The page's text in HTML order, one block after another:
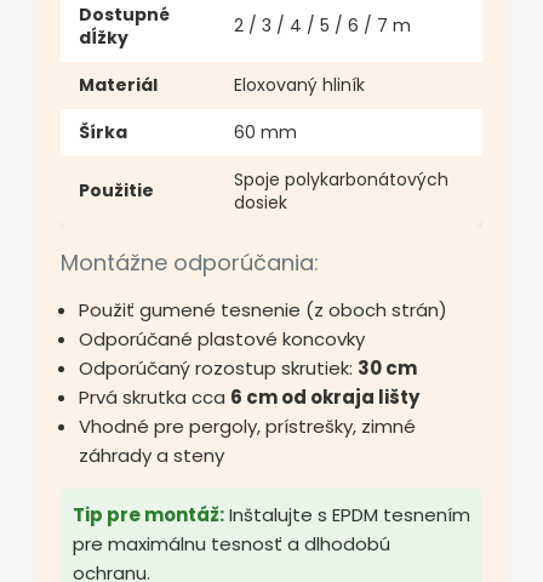
Dostupné
dĺžky
2 / 3 / 4 / 5 / 6 / 7 m
Materiál
Eloxovaný hliník
Šírka
60 mm
Použitie
Spoje polykarbonátových
dosiek
Montážne odporúčania:
Použiť gumené tesnenie (z oboch strán)
Odporúčané plastové koncovky
Odporúčaný rozostup skrutiek: 30 cm
Prvá skrutka cca 6 cm od okraja lišty
Vhodné pre pergoly, prístrešky, zimné
záhrady a steny
Tip pre montáž:Inštalujte s EPDM tesnením
pre maximálnu tesnosť a dlhodobú
ochranu.